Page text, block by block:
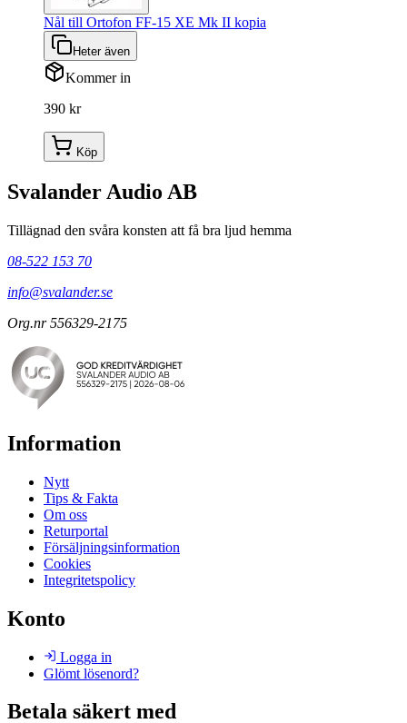
Nål till Ortofon FF-15 XE Mk II kopia
Heter även
Kommer in
390 kr
Köp
Svalander Audio AB
Tillägnad den svåra konsten att få bra ljud hemma
08-522 153 70
info@svalander.se
Org.nr 556329-2175
Information
Nytt
Tips & Fakta
Om oss
Returportal
Försäljningsinformation
Cookies
Integritetspolicy
Konto
Logga in
Glömt lösenord?
Betala säkert med